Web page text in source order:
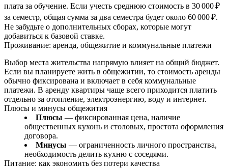
плата за обучение. Если учесть среднюю стоимость в 30 000 ₽
за семестр, общая сумма за два семестра будет около 60 000 ₽.
Не забудьте о дополнительных сборах, которые могут
добавиться к базовой ставке.
Проживание: аренда, общежитие и коммунальные платежи
Выбор места жительства напрямую влияет на общий бюджет.
Если вы планируете жить в общежитии, то стоимость аренды
обычно фиксирована и включает в себя коммунальные
платежи. В аренду квартиры чаще всего приходится платить
отдельно за отопление, электроэнергию, воду и интернет.
Плюсы и минусы общежития
Плюсы — фиксированная цена, наличие
общественных кухонь и столовых, простота оформления
договора.
Минусы — ограниченность личного пространства,
необходимость делить кухню с соседями.
Питание: как экономить без потери качества